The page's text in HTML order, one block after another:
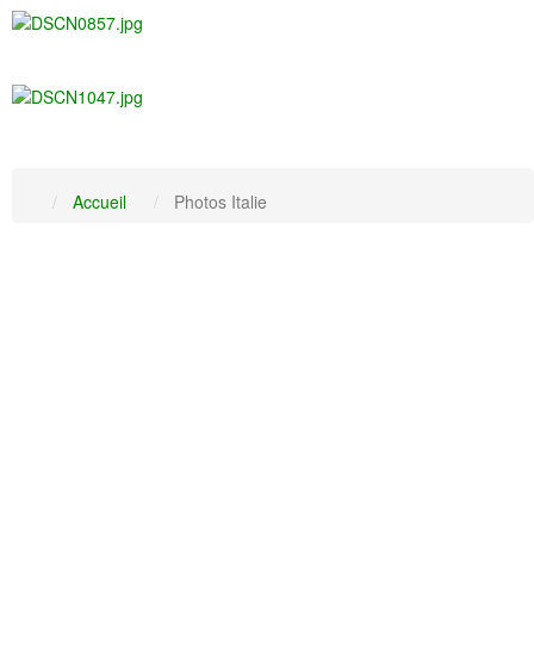
Accueil Photos Italie